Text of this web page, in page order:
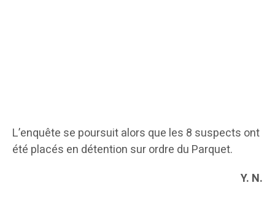
L’enquête se poursuit alors que les 8 suspects ont
été placés en détention sur ordre du Parquet.
Y. N.